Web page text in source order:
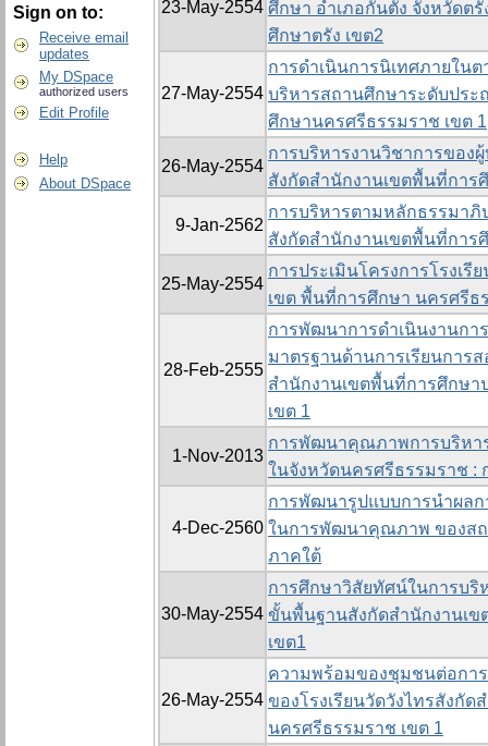
Sign on to:
Receive email
updates
My DSpace
authorized users
Edit Profile
Help
About DSpace
23-May-2554 ศึกษา อำเภอกันตัง จังหวัดต
ศึกษาตรัง เขต2
27-May-2554
การดำเนินการนิเทศภายใน
บริหารสถานศึกษาระดับปร
ศึกษานครศรีธรรมราช เขต 1
26-May-2554
การบริหารงานวิชาการขอ
สังกัดสำนักงานเขตพื้นที่การ
9-Jan-2562
การบริหารตามหลักธรรมา
สังกัดสำนักงานเขตพื้นที่การ
25-May-2554
การประเมินโครงการโรงเ
เขต พื้นที่การศึกษา นครศรีธ
28-Feb-2555
การพัฒนาการดำเนินงานก
มาตรฐานด้านการเรียนการ
สำนักงานเขตพื้นที่การศึกษ
เขต 1
1-Nov-2013
การพัฒนาคุณภาพการบริหา
ในจังหวัดนครศรีธรรมราช :
4-Dec-2560
การพัฒนารูปแบบการนำผล
ในการพัฒนาคุณภาพ ของส
ภาคใต้
30-May-2554
การศึกษาวิสัยทัศน์ในการบริ
ขั้นพื้นฐานสังกัดสำนักงานเ
เขต1
26-May-2554
ความพร้อมของชุมชนต่อกา
ของโรงเรียนวัดวังไทรสังกั
นครศรีธรรมราช เขต 1